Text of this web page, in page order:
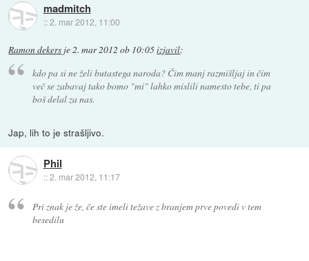
madmitch
::2. mar 2012, 11:00
Ramon dekers je2. mar 2012 ob 10:05izjavil:
kdo pa si ne želi butastega naroda? Čim manj razmišljaj in čim
več se zabavaj tako bomo "mi" lahko mislili namesto tebe, ti pa
boš delal za nas.
Jap, lih to je strašljivo.
Phil
::2. mar 2012, 11:17
Pri znak je že, če ste imeli težave z branjem prve povedi v tem
besedilu